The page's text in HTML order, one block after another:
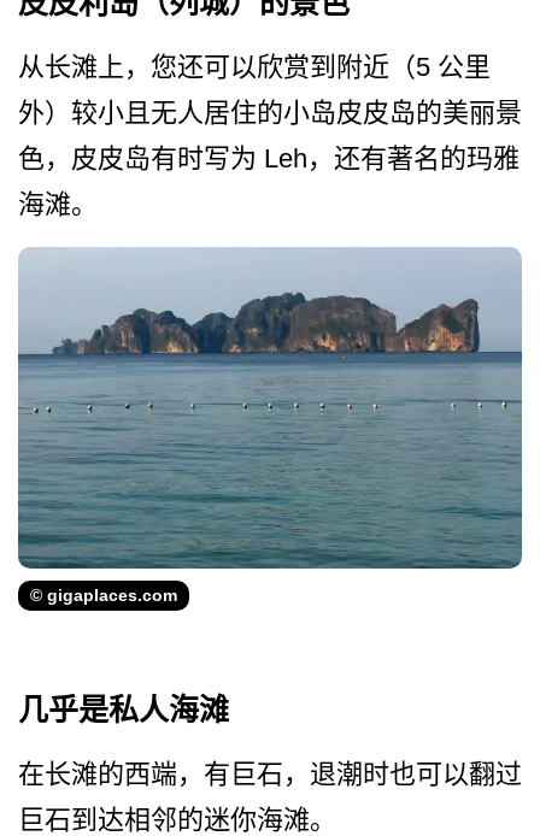
从长滩上，您还可以欣赏到附近（5 公里
外）较小且无人居住的小­岛皮皮岛的美丽景
色，皮皮岛有时写为 Leh，还有著名的玛雅
海滩。
© gigaplaces.com
几乎是私人海滩
在长滩的西端，有巨石，退潮­时也可以翻过
巨石到达相邻的迷你海滩。